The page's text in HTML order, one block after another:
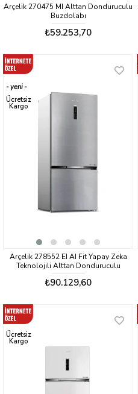
Arçelik 270475 MI Alttan Donduruculu
Buzdolabı
₺59.253,70
Arçelik 278552 EI AI Fit Yapay Zeka
Teknolojili Alttan Donduruculu
Buzdolabı
₺90.129,60
yeni
ürün
Ücretsiz
Kargo
Ücretsiz
Kargo